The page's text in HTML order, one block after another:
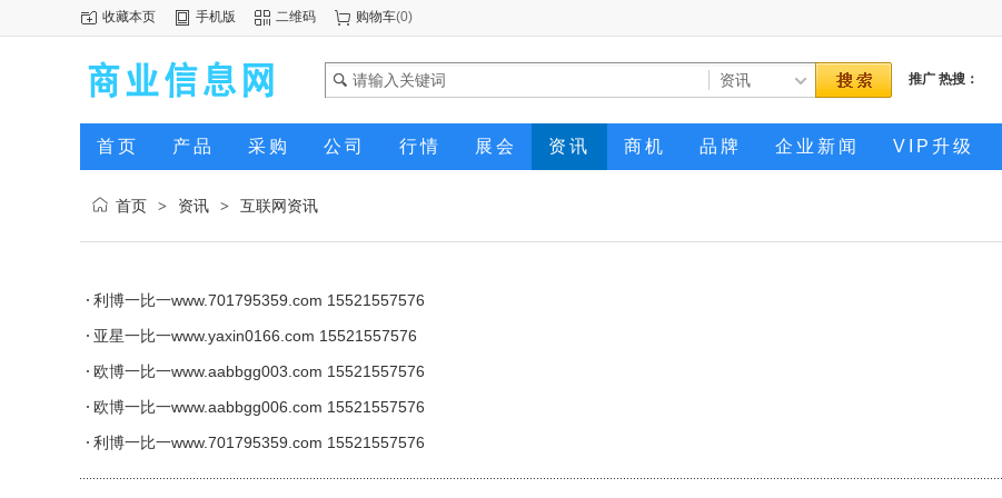
收藏本页 手机版 二维码 购物车(0)
推广 热搜：
首页 产品 采购 公司 行情 展会 资讯 商机 品牌 企业新闻 VIP升级
首页 > 资讯 > 互联网资讯
利博一比一www.701795359.com 15521557576
亚星一比一www.yaxin0166.com 15521557576
欧博一比一www.aabbgg003.com 15521557576
欧博一比一www.aabbgg006.com 15521557576
利博一比一www.701795359.com 15521557576